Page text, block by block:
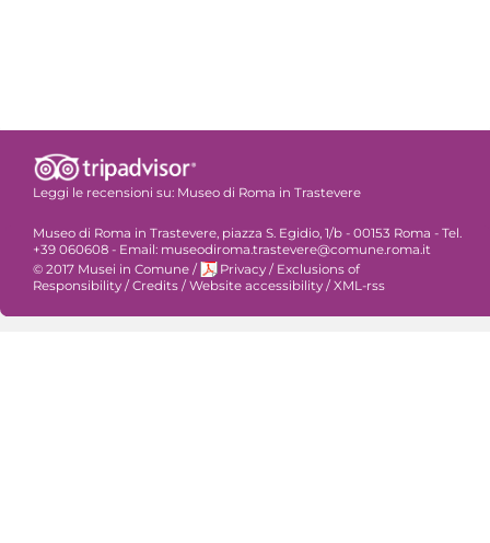
Leggi le recensioni su: Museo di Roma in Trastevere
Museo di Roma in Trastevere, piazza S. Egidio, 1/b - 00153 Roma - Tel.
+39 060608 - Email: museodiroma.trastevere@comune.roma.it
© 2017 Musei in Comune / Privacy / Exclusions of
Responsibility /Credits /Website accessibility /XML-rss